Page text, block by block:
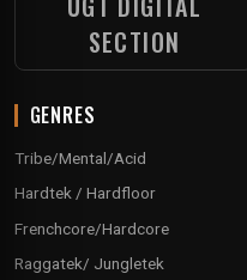
SECTION
GENRES
Tribe/Mental/Acid
Hardtek / Hardfloor
Frenchcore/Hardcore
Raggatek/ Jungletek